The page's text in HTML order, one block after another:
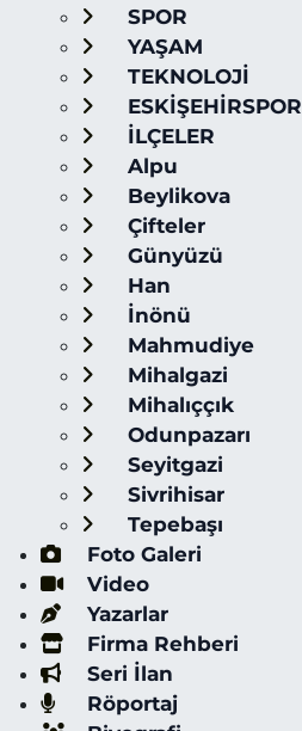
SPOR
YAŞAM
TEKNOLOJİ
ESKİŞEHİRSPOR
İLÇELER
Alpu
Beylikova
Çifteler
Günyüzü
Han
İnönü
Mahmudiye
Mihalgazi
Mihalıççık
Odunpazarı
Seyitgazi
Sivrihisar
Tepebaşı
Foto Galeri
Video
Yazarlar
Firma Rehberi
Seri İlan
Röportaj